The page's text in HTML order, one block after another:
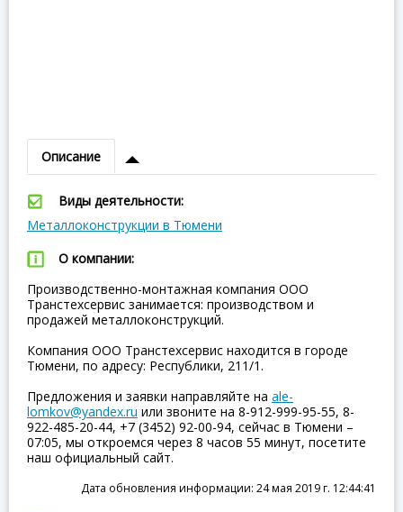
Описание
Виды деятельности:
Металлоконструкции в Тюмени
О компании:
Производственно-монтажная компания ООО
Транстехсервис занимается: производством и
продажей металлоконструкций.
Компания ООО Транстехсервис находится в городе
Тюмени, по адресу: Республики, 211/1.
Предложения и заявки направляйте на ale-
lomkov@yandex.ru или звоните на 8-912-999-95-55, 8-
922-485-20-44, +7 (3452) 92-00-94, сейчас в Тюмени –
07:05, мы откроемся через 8 часов 55 минут, посетите
наш официальный сайт.
Дата обновления информации: 24 мая 2019 г. 12:44:41